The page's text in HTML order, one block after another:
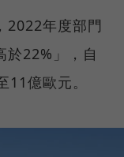
2022年度部門
於22%」，自
億歐元。